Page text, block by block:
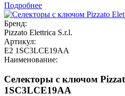
Подробнее
Бренд:
Pizzato Elettrica S.r.l.
Артикул:
E2 1SC3LCE19AA
Наименование:
Селекторы с ключом
1SC3LCE19AA